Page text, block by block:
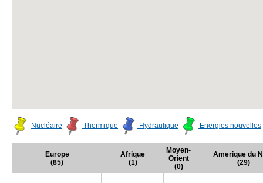
Nucléaire Thermique Hydraulique Energies nouvelles
Europe
(85)
Afrique
(1)
Moyen-
Orient
(0)
Amerique du
(29)